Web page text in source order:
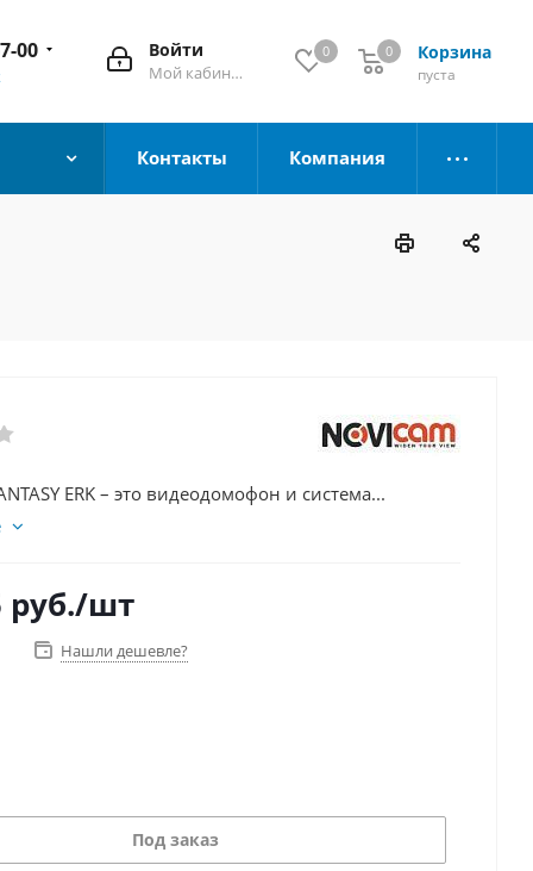
0 Корзина
пуста
0
Войти
Мой кабинет
00
Контакты Компания
ERK – это видеодомофон и система...
руб./шт
Нашли дешевле?
Под заказ